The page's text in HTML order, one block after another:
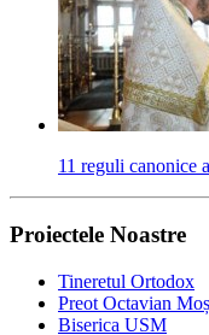
11 reguli canonice
Proiectele Noastre
Tineretul Ortodox
Preot Octavian
Biserica USM